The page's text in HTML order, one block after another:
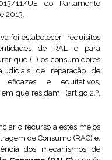
11/UE do Parlamento
2013.
foi estabelecer “requisitos
de RAL e para
que (…) os consumidores
de reparação de
eficazes e equitativos,
que residam” (artigo 2.º,
o recurso a estes meios
de Consumo (RAC) e,
dos mecanismos de